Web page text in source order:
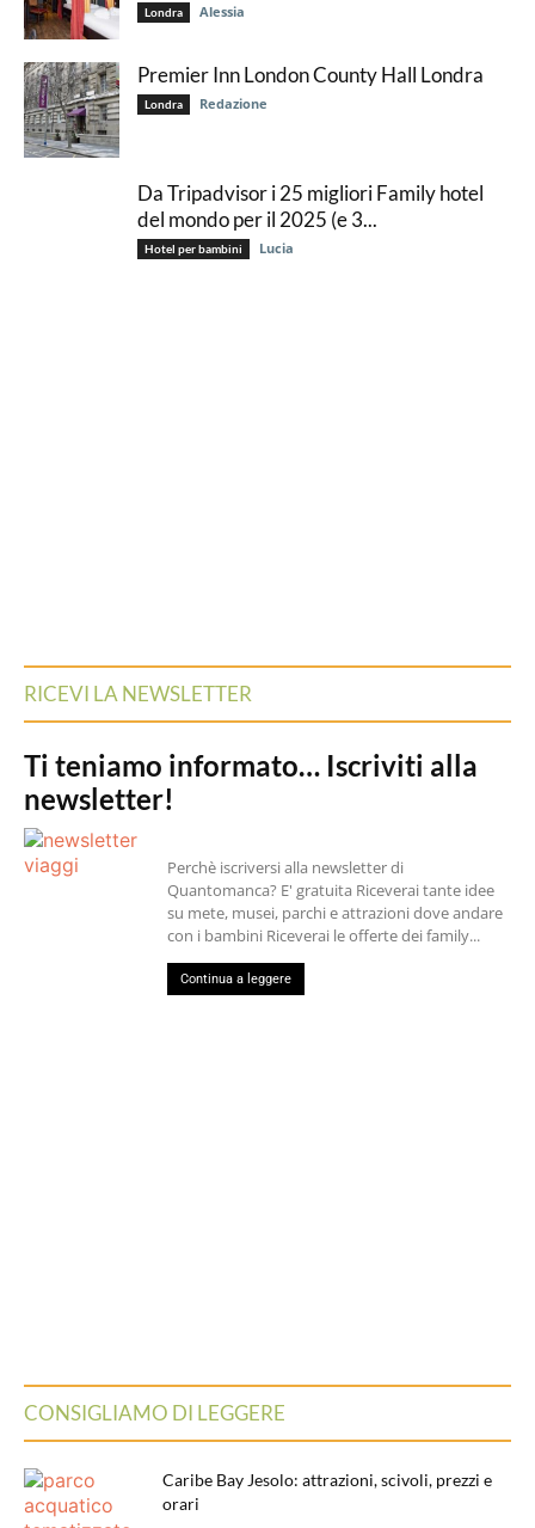
Londra Alessia
Premier Inn London County Hall Londra
Londra Redazione
Da Tripadvisor i 25 migliori Family hotel
del mondo per il 2025 (e 3...
Hotel per bambini Lucia
RICEVI LA NEWSLETTER
Ti teniamo informato… Iscriviti alla
newsletter!
Perchè iscriversi alla newsletter di
Quantomanca? E' gratuita Riceverai tante idee
su mete, musei, parchi e attrazioni dove andare
con i bambini Riceverai le offerte dei family...
Continua a leggere
CONSIGLIAMO DI LEGGERE
Caribe Bay Jesolo: attrazioni, scivoli, prezzi e
orari